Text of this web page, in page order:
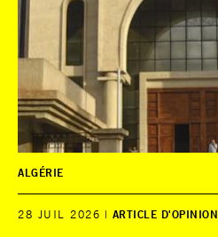
ALGÉRIE
28 JUIL 2026 ARTICLE D'OPINION